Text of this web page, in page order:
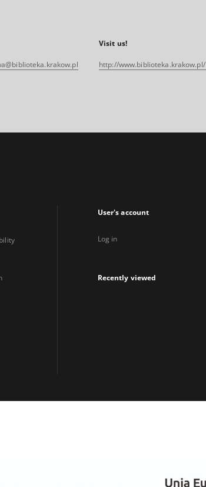
Visit us!
http://www.biblioteka.krakow.pl/
User's account
Log in
Recently viewed